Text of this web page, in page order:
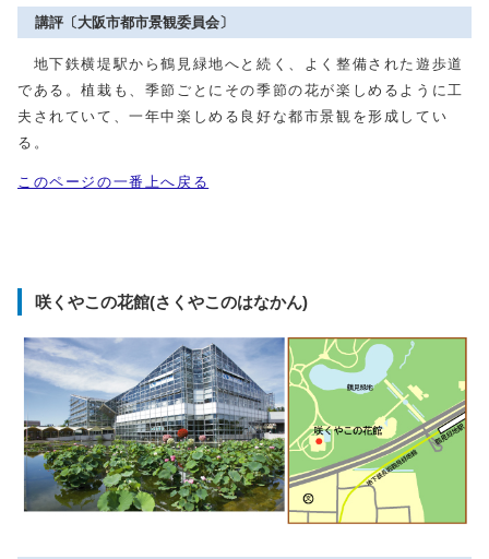
講評〔大阪市都市景観委員会〕
地下鉄横堤駅から鶴見緑地へと続く、よく整備された遊歩道
である。植栽も、季節ごとにその季節の花が楽しめるように工
夫されていて、一年中楽しめる良好な都市景観を形成してい
る。
このページの一番上へ戻る
咲くやこの花館(さくやこのはなかん)